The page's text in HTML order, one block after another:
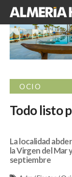
OCIO
Todo listo
La localidad
la Virgen del Mar
septiembre